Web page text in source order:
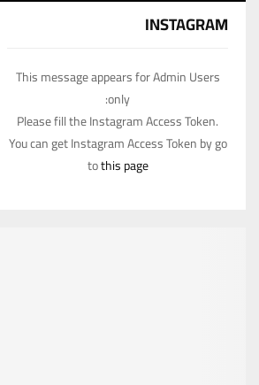
INSTAGRAM
This message appears for Admin Users
only:
Please fill the Instagram Access Token.
You can get Instagram Access Token by go
tothis page